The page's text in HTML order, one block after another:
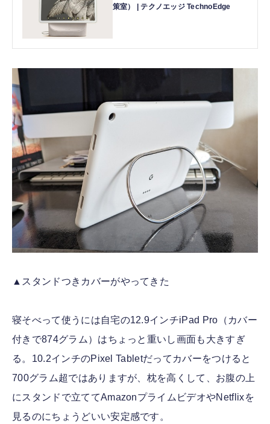
策室） | テクノエッジ TechnoEdge
▲スタンドつきカバーがやってきた
寝そべって使うには自宅の12.9インチiPad Pro（カバー
付きで874グラム）はちょっと重いし画面も大きすぎ
る。10.2インチのPixel Tabletだってカバーをつけると
700グラム超ではありますが、枕を高くして、お腹の上
にスタンドで立ててAmazonプライムビデオやNetflixを
見るのにちょうどいい安定感です。